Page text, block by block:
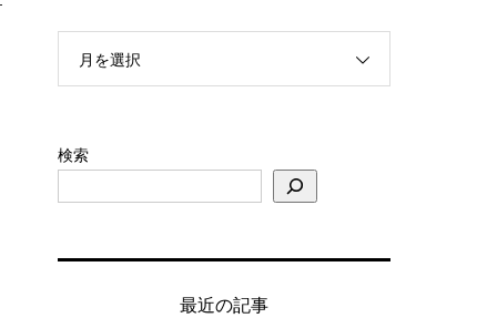
月を選択
検索
最近の記事